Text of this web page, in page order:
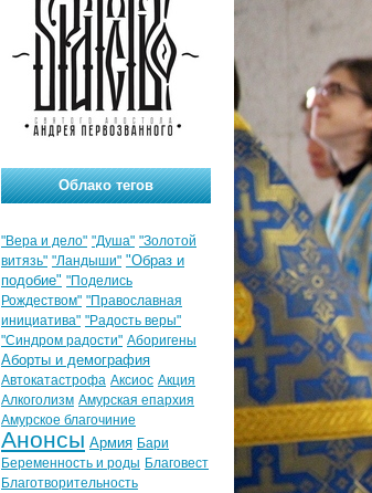
Облако тегов
"Вера и дело" "Душа" "Золотой
витязь" "Ландыши" "Образ и
подобие" "Поделись
Рождеством" "Православная
инициатива" "Радость веры"
"Синдром радости" Аборигены
Аборты и демография
Автокатастрофа Аксиос Акция
Алкоголизм Амурская епархия
Амурское благочиние
Анонсы Армия Бари
Беременность и роды Благовест
Благотворительность